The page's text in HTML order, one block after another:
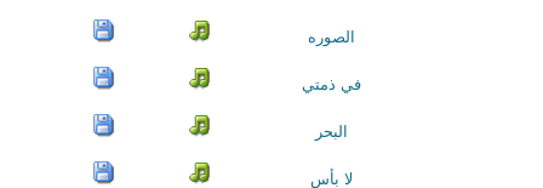
الصوره
في ذمتي
البحر
لا بأس